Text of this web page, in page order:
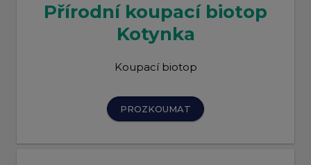
Přírodní koupací biotop
Kotynka
Koupací biotop
PROZKOUMAT